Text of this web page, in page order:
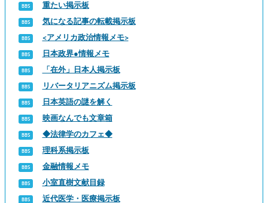
重たい掲示板
気になる記事の転載掲示板
<アメリカ政治情報メモ>
日本政界●情報メモ
「在外」日本人掲示板
リバータリアニズム掲示板
日本英語の謎を解く
映画なんでも文章箱
◆法律学のカフェ◆
理科系掲示板
金融情報メモ
小室直樹文献目録
近代医学・医療掲示板